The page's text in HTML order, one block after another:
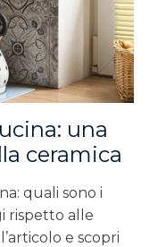
una
ceramica
quali sono i
rispetto alle
e scopri